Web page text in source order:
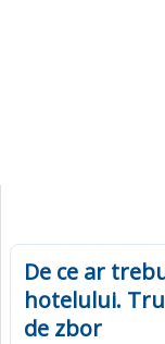
De ce ar
hotelului.
de zbor